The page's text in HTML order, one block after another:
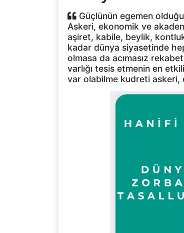
Güçlünün egemen olduğu
Askeri, ekonomik ve
aşiret, kabile, beylik,
kadar dünya siyasetinde
olmasa da acımasız
varlığı tesis etmenin en
var olabilme kudreti askeri,